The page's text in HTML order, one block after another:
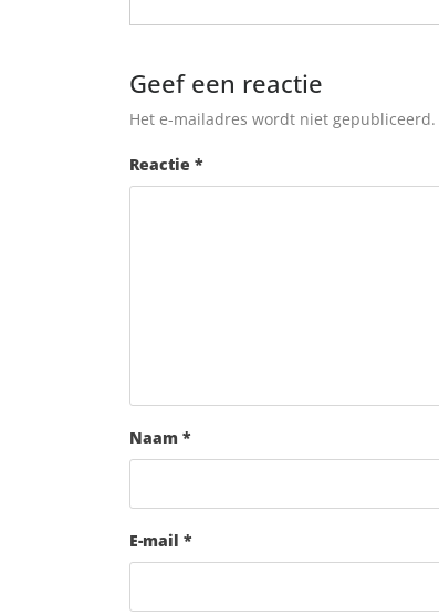
Geef een reactie
Het e-mailadres wordt niet gepubliceerd.
Reactie *
Naam *
E-mail *